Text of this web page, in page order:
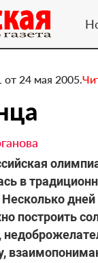
от 24 мая 2005.
в
построить